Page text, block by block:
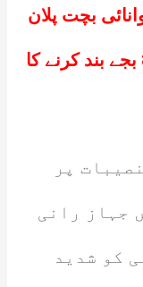
بچت پلان
نافذ، بازار اور شاپنگ مالز رات 8 بجے بند کرنے کا
پر
جہاز رانی
کو شدید